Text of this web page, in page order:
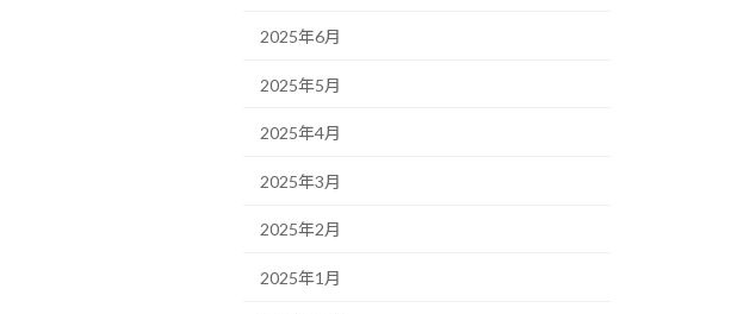
2025年6月
2025年5月
2025年4月
2025年3月
2025年2月
2025年1月